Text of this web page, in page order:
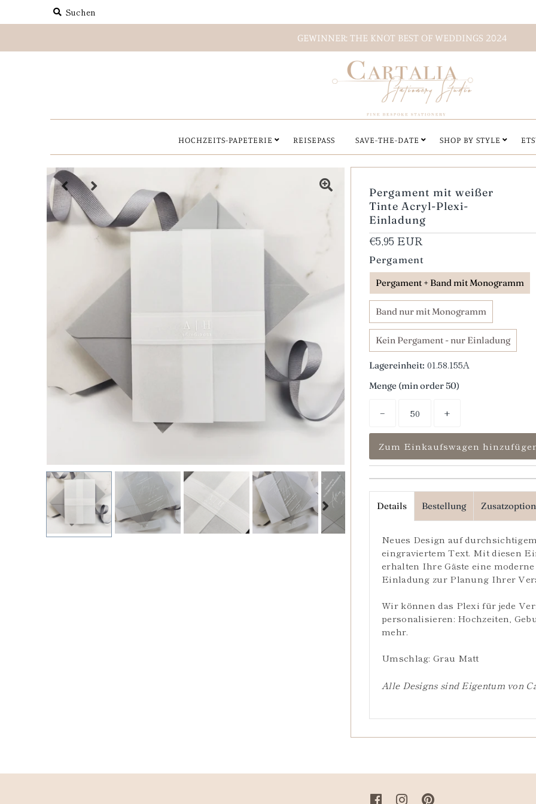
REISEPASS
Shop by Style
ÜBER UNS
EINLOGGEN/REGISTRIEREN
Mein Einkaufswagen
GEWINNER: THE KNOT BEST OF WEDDINGS 2024
HOCHZEITS-PAPETERIE REISEPASS SAVE-THE-DATE SHOP BY STYLE
Pergament mit weißer
Tinte Acryl-Plexi-
Einladung
€5,95 EUR
Pergament
Pergament + Band mit Monogramm
Band nur mit Monogramm
Kein Pergament - nur Einladung
Lagereinheit: 01.58.155A
Menge (min order 50)
− +
Details Bestellung
Neues Design auf
eingraviertem Text. Mit diesen
erhalten Ihre Gäste eine
Einladung zur Planung Ihrer
Wir können das Plexi für jede
personalisieren: Hochzeiten,
mehr.
Umschlag: Grau Matt
Alle Designs sind Eigentum von